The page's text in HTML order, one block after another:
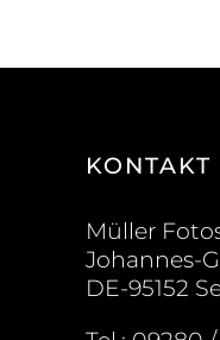
KONTAKT
Müller
Johannes-
DE-95152